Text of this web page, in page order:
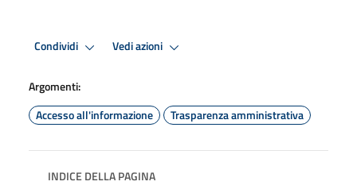
Condividi Vedi azioni
Argomenti:
Accesso all'informazione
Trasparenza amministrativa
INDICE DELLA PAGINA